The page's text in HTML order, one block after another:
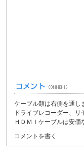
ケーブル類は右側を通し
ドライブレコーダー、リ
ＨＤＭＩケーブルは安価
コメントを書く